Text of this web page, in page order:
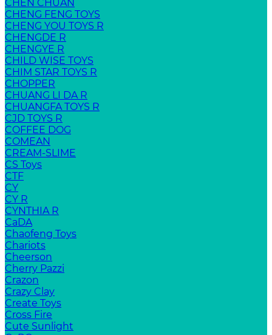
CHEN CHUAN
CHENG FENG TOYS
CHENG YOU TOYS R
CHENGDE R
CHENGYE R
CHILD WISE TOYS
CHIM STAR TOYS R
CHOPPER
CHUANG LI DA R
CHUANGFA TOYS R
CJD TOYS R
COFFEE DOG
COMEAN
CREAM-SLIME
CS Toys
CTF
CY
CY R
CYNTHIA R
CaDA
Chaofeng Toys
Chariots
Cheerson
Cherry Pazzi
Crazon
Crazy Clay
Create Toys
Cross Fire
Cute Sunlight